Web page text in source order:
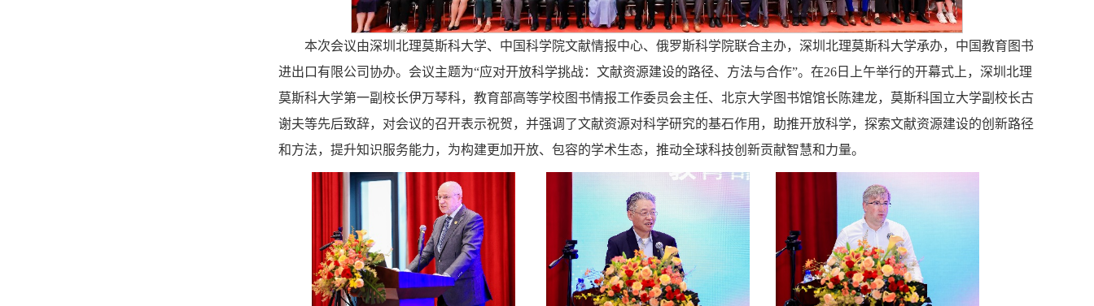
本次会议由深圳北理莫斯科大学、中国科学院文献情报中心、俄罗斯科学院联合主办，深圳北理莫斯科大学承办，中国教育图书
进出口有限公司协办。会议主题为“应对开放科学挑战：文献资源建设的路径、方法与合作”。在26日上午举行的开幕式上，深圳北理
莫斯科大学第一副校长伊万琴科，教育部高等学校图书情报工作委员会主任、北京大学图书馆馆长陈建龙，莫斯科国立大学副校长古
谢夫等先后致辞，对会议的召开表示祝贺，并强调了文献资源对科学研究的基石作用，助推开放科学，探索文献资源建设的创新路径
和方法，提升知识服务能力，为构建更加开放、包容的学术生态，推动全球科技创新贡献智慧和力量。